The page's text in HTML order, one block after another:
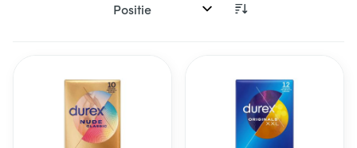
Sorteer op: